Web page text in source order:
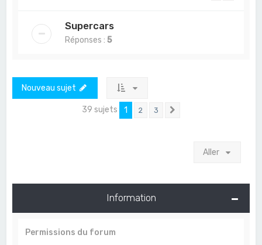
Supercars
Réponses :5
Nouveau sujet
39 sujets 1 2 3
Aller
Information
Permissions du forum